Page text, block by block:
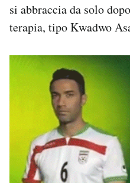
si abbraccia da solo
terapia, tipo Kwadwo